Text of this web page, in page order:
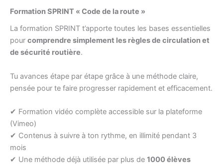
Formation SPRINT « Code de la route »
La formation SPRINT t’apporte toutes les bases essentielles
pour comprendre simplement les règles de circulation et
de sécurité routière.
Tu avances étape par étape grâce à une méthode claire,
pensée pour te faire progresser rapidement et efficacement.
✔ Formation vidéo complète accessible sur la plateforme
(Vimeo)
✔ Contenus à suivre à ton rythme, en illimité pendant 3
mois
✔ Une méthode déjà utilisée par plus de 1000 élèves